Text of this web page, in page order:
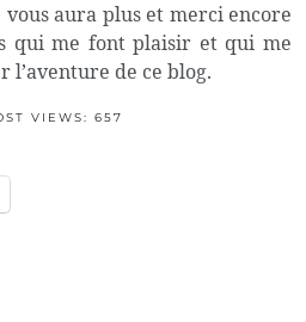
aura plus et merci encore
qui me font plaisir et qui me
de ce blog.
VIEWS: 657